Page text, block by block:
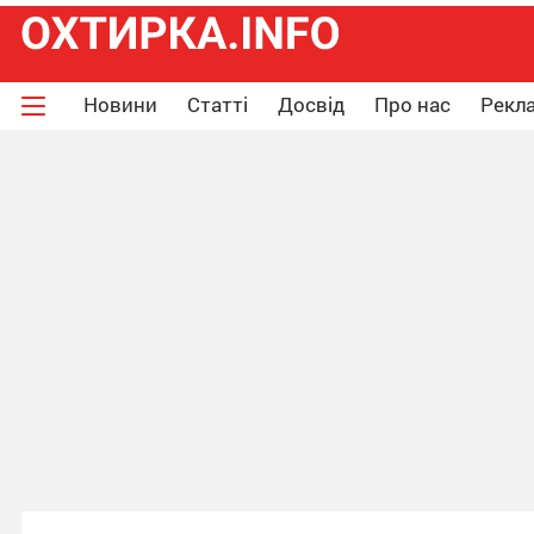
Новини Статті Досвід Про нас